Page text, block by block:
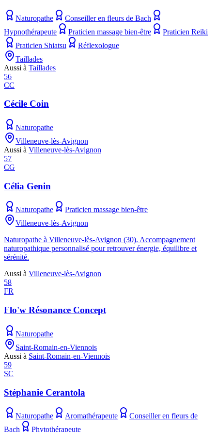
Naturopathe
Conseiller en fleurs de Bach
Hypnothérapeute
Praticien massage bien-être
Praticien Reiki
Praticien Shiatsu
Réflexologue
Taillades
Aussi à Taillades
56
CC
Cécile Coin
Naturopathe
Villeneuve-lès-Avignon
Aussi à Villeneuve-lès-Avignon
57
CG
Célia Genin
Naturopathe
Praticien massage bien-être
Villeneuve-lès-Avignon
Naturopathe à Villeneuve-lès-Avignon (30). Accompagnement
naturopathique personnalisé pour retrouver énergie, équilibre et
sérénité.
Aussi à Villeneuve-lès-Avignon
58
FR
Flo'w Résonance Concept
Naturopathe
Saint-Romain-en-Viennois
Aussi à Saint-Romain-en-Viennois
59
SC
Stéphanie Cerantola
Naturopathe Aromathérapeute
Conseiller en fleurs de
Bach
Phytothérapeute